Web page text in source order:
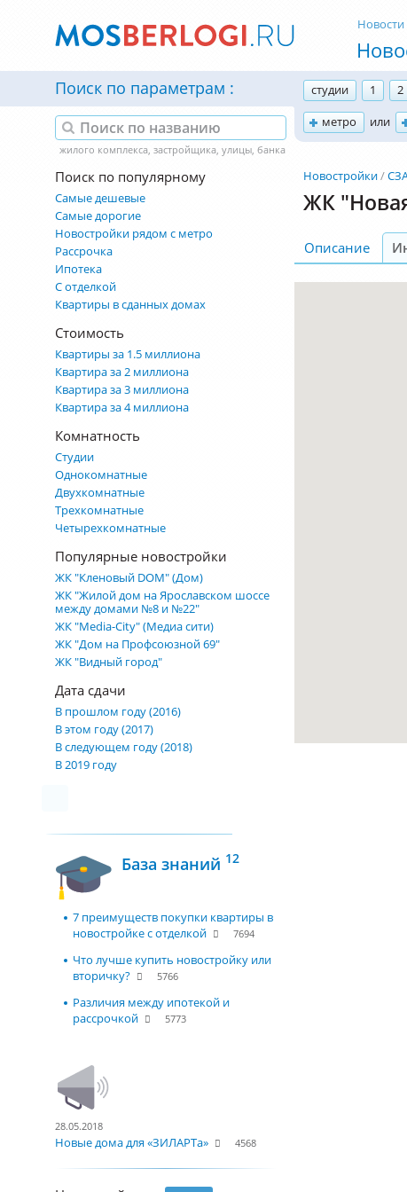
Новости
Поиск по параметрам студии 1 2
метро
или
Поиск по популярному
Самые дешевые
Самые дорогие
Новостройки рядом с метро
Рассрочка
Ипотека
С отделкой
Квартиры в сданных домах
Стоимость
Квартиры за 1.5 миллиона
Квартира за 2 миллиона
Квартира за 3 миллиона
Квартира за 4 миллиона
Комнатность
Студии
Однокомнатные
Двухкомнатные
Трехкомнатные
Четырехкомнатные
Популярные новостройки
ЖК "Кленовый DOM" (Дом)
ЖК "Жилой дом на Ярославском шоссе
между домами №8 и №22"
ЖК "Media-City" (Медиа сити)
ЖК "Дом на Профсоюзной 69"
ЖК "Видный город"
Дата сдачи
В прошлом году (2016)
В этом году (2017)
В следующем году (2018)
В 2019 году
База знаний 12
7 преимуществ покупки квартиры в
новостройке с отделкой
7694
Что лучше купить новостройку или
вторичку?
5766
Различия между ипотекой и
рассрочкой
5773
28.05.2018
Новые дома для «ЗИЛАРТа» 4568
Новостройки
ЖК
Описание